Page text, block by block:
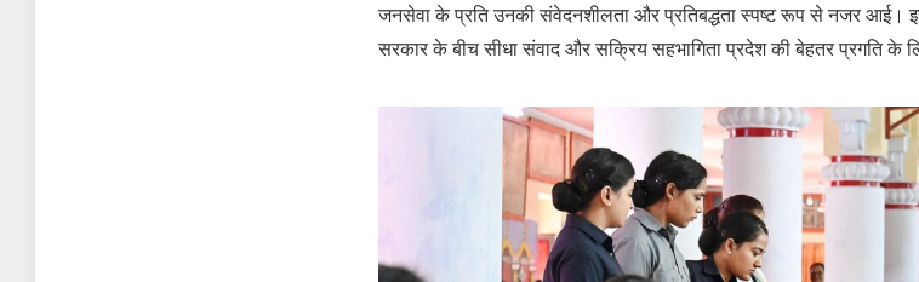
जनसेवा के प्रति उनकी संवेदनशीलता और प्रतिबद्धता स्पष्ट रूप से नजर आई।
सरकार के बीच सीधा संवाद और सक्रिय सहभागिता प्रदेश की बेहतर प्रगति के